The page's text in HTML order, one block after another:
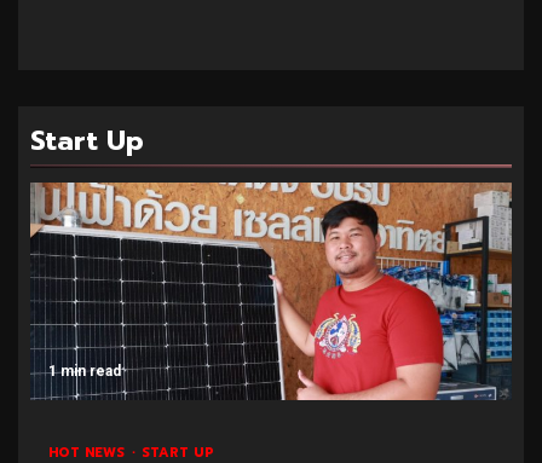
Start Up
1 min read
HOT NEWS START UP